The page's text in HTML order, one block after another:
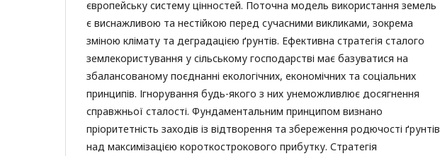
європейську систему цінностей. Поточна модель використання земель
є виснажливою та нестійкою перед сучасними викликами, зокрема
зміною клімату та деградацією ґрунтів. Ефективна стратегія сталого
землекористування у сільському господарстві має базуватися на
збалансованому поєднанні екологічних, економічних та соціальних
принципів. Ігнорування будь-якого з них унеможливлює досягнення
справжньої сталості. Фундаментальним принципом визнано
пріоритетність заходів із відтворення та збереження родючості ґрунтів
над максимізацією короткострокового прибутку. Стратегія